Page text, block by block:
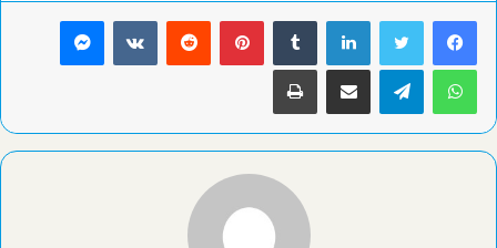
لينكدإن بينتيريست ماسنجر
واتساب تيلقرام مشاركة عبر البريد طباعة